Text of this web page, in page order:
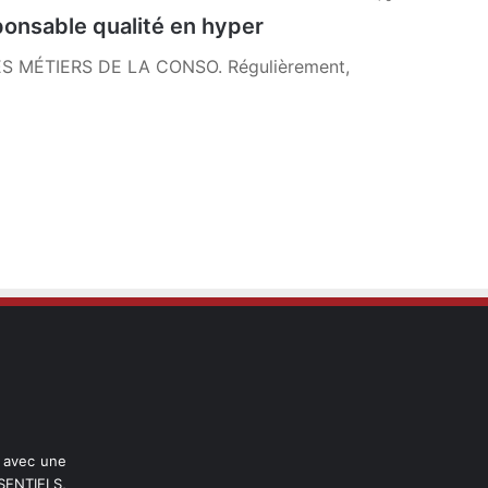
qualité en hyper
MÉTIERS DE LA CONSO. Régulièrement,
une